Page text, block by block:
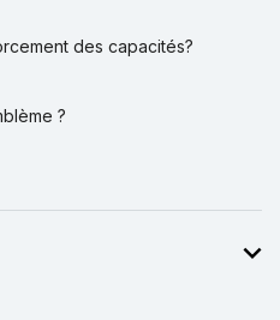
des capacités?
?